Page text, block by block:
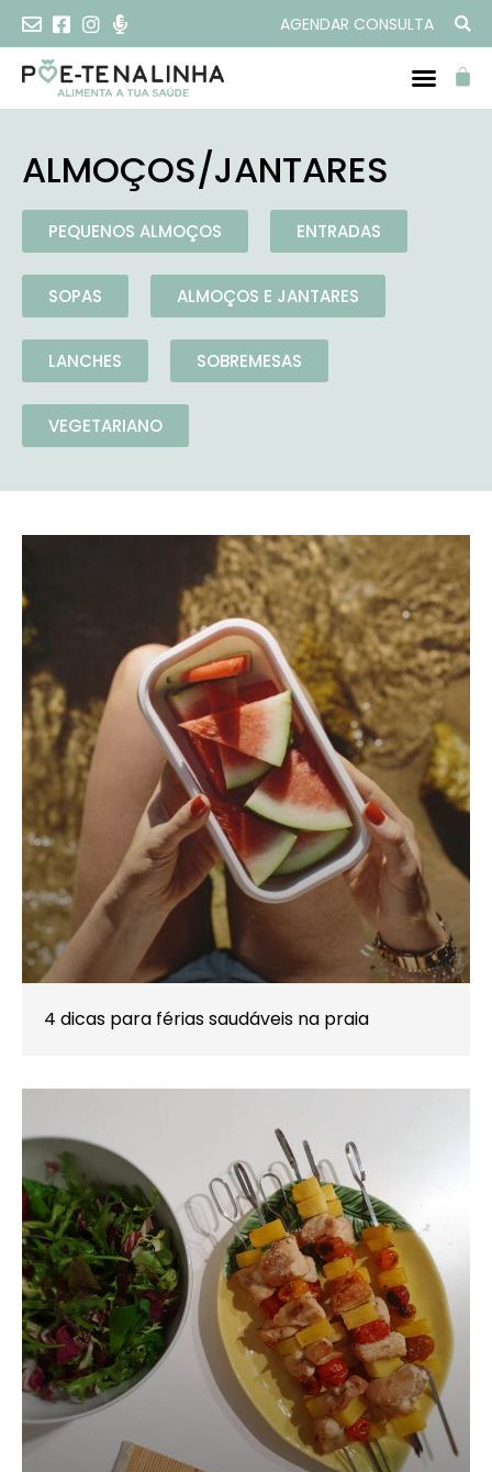
AGENDAR CONSULTA
ALMOÇOS/JANTARES
PEQUENOS ALMOÇOS ENTRADAS
SOPAS ALMOÇOS E JANTARES
LANCHES SOBREMESAS
VEGETARIANO
4 dicas para férias saudáveis na praia